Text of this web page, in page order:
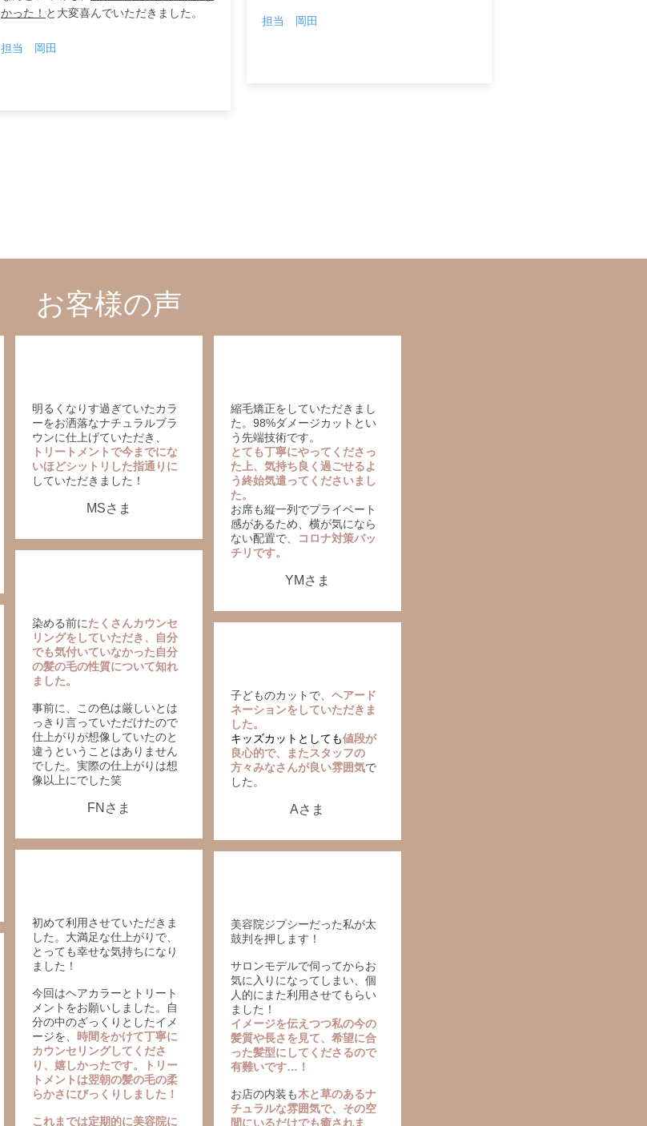
かった！ と大変喜んでいただきました。
担当 岡田
担当 岡田
お客様の声
明るくなりす過ぎていたカラ
ーをお洒落なナチュラルブラ
ウンに仕上げていただき、
トリートメントで今までにな
いほどシットリした指通りに
していただきました！
MSさま
染める前にたくさんカウンセ
リングをしていただき、自分
でも気付いていなかった自分
の髪の毛の性質について知れ
ました。
事前に、この色は厳しいとは
っきり言っていただけたので
仕上がりが想像していたのと
違うということはありません
でした。実際の仕上がりは想
像以上にでした笑
FNさま
初めて利用させていただきま
した。大満足な仕上がりで、
とっても幸せな気持ちになり
ました！
今回はヘアカラーとトリート
メントをお願いしました。自
分の中のざっくりとしたイメ
ージを、
時間をかけて丁寧に
カウンセリングしてくださ
り、嬉しかったです。トリー
トメントは翌朝の髪の毛の柔
らかさにびっくりしました！
これまでは定期的に美容院に
縮毛矯正をしていただきまし
た。98%ダメージカットとい
う先端技術です。
とても丁寧にやってくださっ
た上、気持ち良く過ごせるよ
う終始気遣ってくださいまし
た。
お席も縦一列でプライベート
感があるため、横が気になら
ない配置で、
コロナ対策バッ
チリです。
YMさま
子どものカットで、 ヘアード
ネーションをしていただきま
した。
キッズカットとしても値段が
良心的で、またスタッフの
方々みなさんが良い雰囲気で
した。
Aさま
美容院ジプシーだった私が太
鼓判を押します！
サロンモデルで伺ってからお
気に入りになってしまい、個
人的にまた利用させてもらい
ました！
イメージを伝えつつ私の今の
髪質や長さを見て、希望に合
った髪型にしてくださるので
有難いです…！
お店の内装も木と草のあるナ
チュラルな雰囲気で、その空
間にいるだけでも癒されま